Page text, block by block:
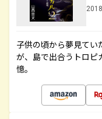
子供の頃から夢見て
が、島で出合うトロピ
憶。